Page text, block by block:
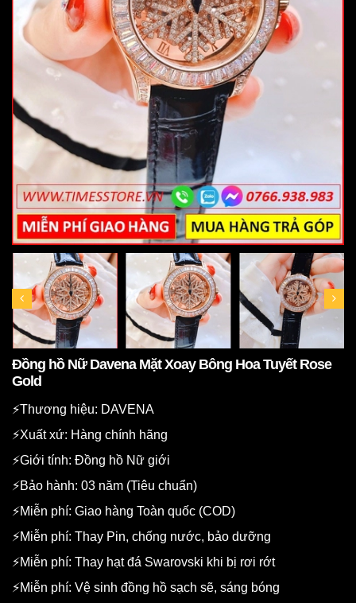
Đồng hồ Nữ Davena Mặt Xoay Bông Hoa Tuyết Rose
Gold
⚡️Thương hiệu: DAVENA
⚡️Xuất xứ: Hàng chính hãng
⚡️Giới tính: Đồng hồ Nữ giới
⚡️Bảo hành: 03 năm (Tiêu chuẩn)
⚡️Miễn phí: Giao hàng Toàn quốc (COD)
⚡️Miễn phí: Thay Pin, chống nước, bảo dưỡng
⚡️Miễn phí: Thay hạt đá Swarovski khi bị rơi rớt
⚡️Miễn phí: Vệ sinh đồng hồ sạch sẽ, sáng bóng